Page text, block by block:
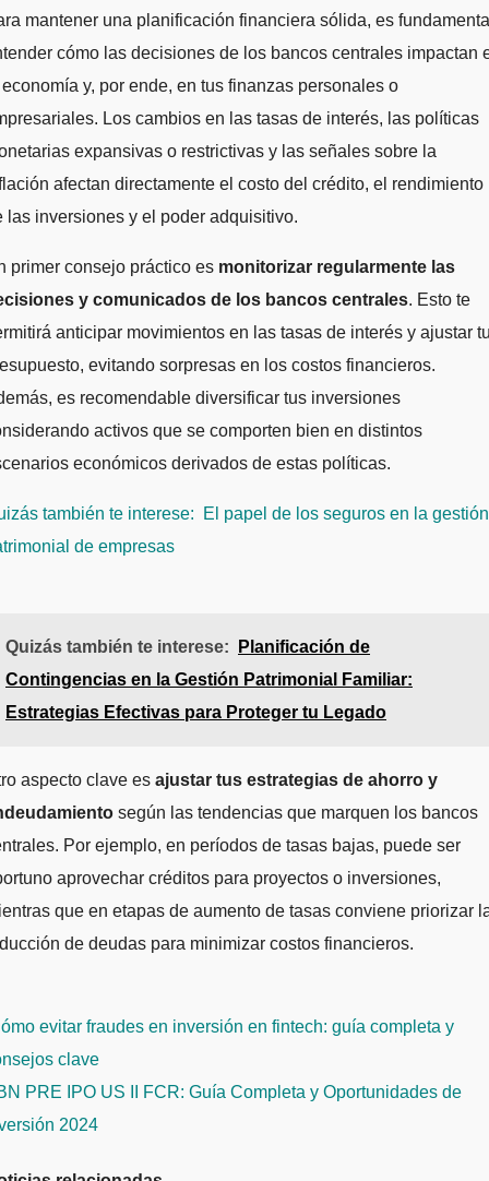
mantener una planificación financiera sólida, es
cómo las decisiones de los bancos centrales impactan
y, por ende, en tus finanzas personales o
Los cambios en las tasas de interés, las políticas
expansivas o restrictivas y las señales sobre la
afectan directamente el costo del crédito, el rendimiento
las inversiones y el poder adquisitivo.
primer consejo práctico es monitorizar regularmente las
y comunicados de los bancos centrales. Esto te
anticipar movimientos en las tasas de interés y ajustar
evitando sorpresas en los costos financieros.
es recomendable diversificar tus inversiones
activos que se comporten bien en distintos
económicos derivados de estas políticas.
también te interese:
El papel de los seguros en la gestión
de empresas
Quizás también te interese:
Planificación de
Contingencias en la Gestión Patrimonial Familiar:
Estrategias Efectivas para Proteger tu Legado
aspecto clave es ajustar tus estrategias de ahorro y
según las tendencias que marquen los bancos
Por ejemplo, en períodos de tasas bajas, puede ser
aprovechar créditos para proyectos o inversiones,
que en etapas de aumento de tasas conviene priorizar
de deudas para minimizar costos financieros.
evitar fraudes en inversión en fintech: guía completa y
clave
PRE IPO US II FCR: Guía Completa y Oportunidades de
2024